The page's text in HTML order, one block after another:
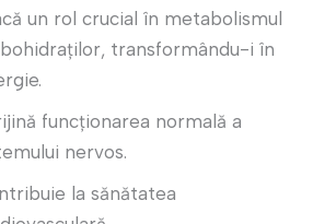
un rol crucial în metabolismul
transformându-i în
funcționarea normală a
nervos.
la sănătatea